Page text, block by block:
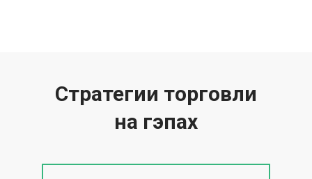
Стратегии торговли
на гэпах